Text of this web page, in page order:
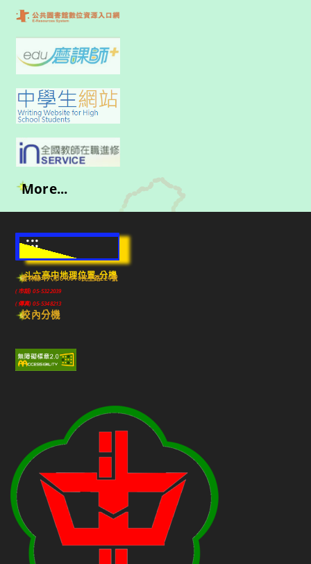
More...
:::
斗六高中地理位置-分機
雲林縣斗六市640010民生路224號
(市話) 05-5322039
(傳真) 05-5348213
校內分機